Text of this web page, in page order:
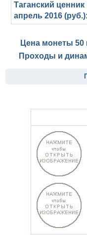
Таганский ценник
апрель 2016 (руб.):
Цена монеты 50
Проходы и